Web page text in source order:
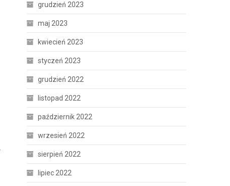
grudzień 2023
maj 2023
kwiecień 2023
styczeń 2023
grudzień 2022
listopad 2022
październik 2022
wrzesień 2022
sierpień 2022
lipiec 2022